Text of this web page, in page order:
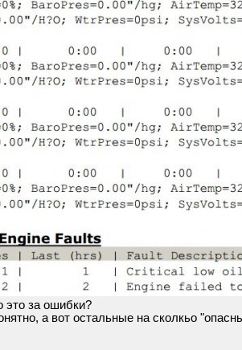
это за ошибки?
а вот остальные на сколкьо